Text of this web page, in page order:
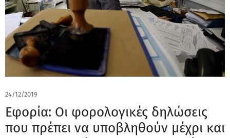
24/12/2019
Εφορία: Οι φορολογικές δηλώσεις
που πρέπει να υποβληθούν μέχρι και